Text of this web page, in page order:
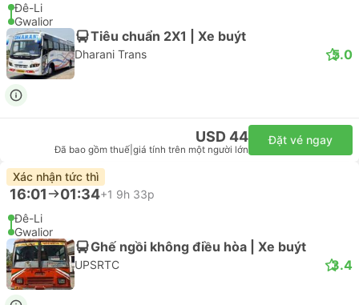
Đê-Li
Gwalior
Tiêu chuẩn 2X1 | Xe buýt
Dharani Trans 5.0
USD 44
Đã bao gồm thuế giá tính trên một người lớn
Đặt vé ngay
Xác nhận tức thì
16:01 01:34+1 9h 33p
Đê-Li
Gwalior
Ghế ngồi không điều hòa | Xe buýt
UPSRTC 3.4